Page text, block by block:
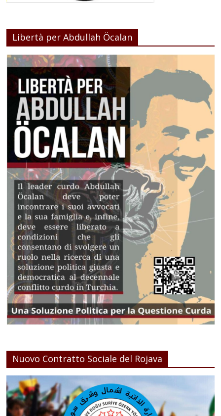
Libertà per Abdullah Öcalan
Nuovo Contratto Sociale del Rojava